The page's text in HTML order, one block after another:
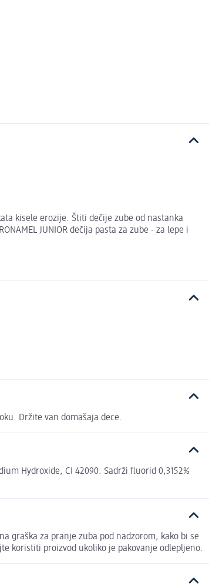
kisele erozije. Štiti dečije zube od nastanka
JUNIOR dečija pasta za zube - za lepe i
Držite van domašaja dece.
Hydroxide, CI 42090. Sadrži fluorid 0,3152%
graška za pranje zuba pod nadzorom, kako bi se
koristiti proizvod ukoliko je pakovanje odlepljeno.